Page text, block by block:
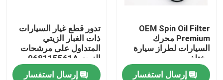
مسكن
OEM Spin Oil Filter
Premium محرك
السيارات لطراز سيارة
مختلف
إرسال استفسار
تدور قطع غيار السيارات
ذات الغبار الزيتي
المتداول على مرشحات
الزيت 068115561A
لأودي فولكس فاجن
إرسال استفسار